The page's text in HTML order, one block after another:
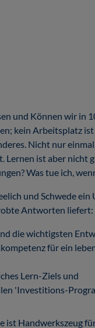
und Können wir in
kein Arbeitsplatz
Nicht nur
ist aber nicht
Was tue ich,
und Schwede
Antworten liefert:
die wichtigsten
für ein
Lern-Ziels und
'Investitions-
ist Handwerkszeug